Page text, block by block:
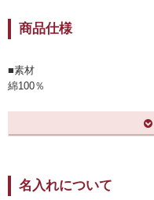
商品仕様
■素材
綿100％
■重さ
桜柄「祝卒業」PP袋、透明PP袋
名入れについて